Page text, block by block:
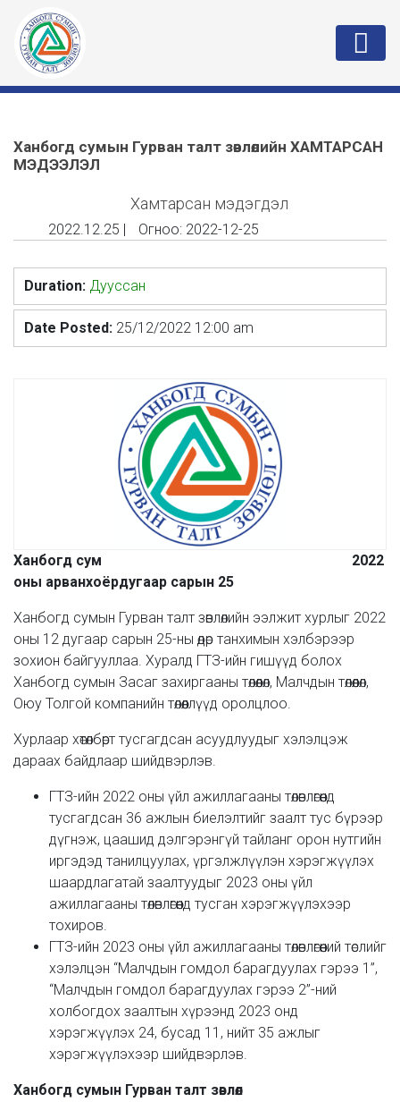
Ханбогд сумын Гурван талт зөвлөлийн ХАМТАРСАН
МЭДЭЭЛЭЛ
Хамтарсан мэдэгдэл
2022.12.25 | Огноо: 2022-12-25
Duration: Дууссан
Date Posted: 25/12/2022 12:00 am
Ханбогд сум 2022
оны арванхоёрдугаар сарын 25
Ханбогд сумын Гурван талт зөвлөлийн ээлжит хурлыг 2022
оны 12 дугаар сарын 25-ны өдөр танхимын хэлбэрээр
зохион байгууллаа. Хуралд ГТЗ-ийн гишүүд болох
Ханбогд сумын Засаг захиргааны төлөөлөл, Малчдын төлөөлөл,
Оюу Толгой компанийн төлөөллүүд оролцлоо.
Хурлаар хөтөлбөрт тусгагдсан асуудлуудыг хэлэлцэж
дараах байдлаар шийдвэрлэв.
ГТЗ-ийн 2022 оны үйл ажиллагааны төлөвлөгөөнд
тусгагдсан 36 ажлын биелэлтийг заалт тус бүрээр
дүгнэж, цаашид дэлгэрэнгүй тайланг орон нутгийн
иргэдэд танилцуулах, үргэлжлүүлэн хэрэгжүүлэх
шаардлагатай заалтуудыг 2023 оны үйл
ажиллагааны төлөвлөгөөнд тусган хэрэгжүүлэхээр
тохиров.
ГТЗ-ийн 2023 оны үйл ажиллагааны төлөвлөгөөний төслийг
хэлэлцэн “Малчдын гомдол барагдуулах гэрээ 1”,
“Малчдын гомдол барагдуулах гэрээ 2”-ний
холбогдох заалтын хүрээнд 2023 онд
хэрэгжүүлэх 24, бусад 11, нийт 35 ажлыг
хэрэгжүүлэхээр шийдвэрлэв.
Ханбогд сумын Гурван талт зөвлөл